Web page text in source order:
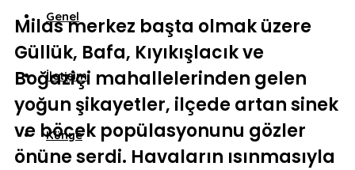
Genel
İletişim
Künye
Milas merkez başta olmak üzere
Güllük, Bafa, Kıyıkışlacık ve
Boğaziçi mahallelerinden gelen
yoğun şikayetler, ilçede artan sinek
ve böcek popülasyonunu gözler
önüne serdi. Havaların ısınmasıyla